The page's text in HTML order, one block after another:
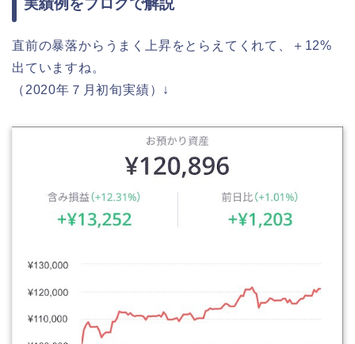
直前の暴落からうまく上昇をとらえてくれて、＋12%
出ていますね。
（2020年７月初旬実績）↓